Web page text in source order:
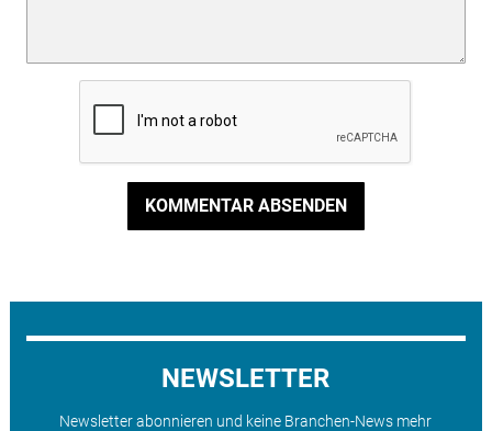
KOMMENTAR ABSENDEN
NEWSLETTER
Newsletter abonnieren und keine Branchen-News mehr